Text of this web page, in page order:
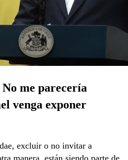
me parecería
venga exponer
excluir o no invitar a